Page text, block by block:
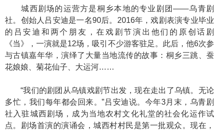
城西剧场的运营方是桐乡本地的专业剧团——乌青剧
社。创始人吕安迪是一名90后。2016年，戏剧表演专业毕业
的吕安迪和两个朋友，在戏剧节演出他们的原创话剧
《当》，一演就是12场，吸引不少游客驻足。此后，他6次参
与古镇嘉年华，演绎了大量当地流传的故事：桐乡三跳、蚕
花娘娘、菊花仙子、大运河……
“我们的剧团从乌镇戏剧节出发，现在走出了乌镇。无论
多忙，我们每年都会回来。”吕安迪说。今年3月末，乌青剧
社入驻城西剧场，成为当地农村文化礼堂的社会化运作试
点。剧场首演的演诵会，城西村村民是第一批观众。现在，